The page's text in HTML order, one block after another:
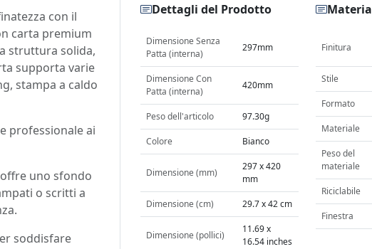
con il
carta premium
struttura solida,
supporta varie
stampa a caldo
professionale ai
uno sfondo
o scritti a
soddisfare
Dettagli del Prodotto
Dimensione Senza
Patta (interna)
297mm
Dimensione Con
Patta (interna)
420mm
Peso dell'articolo 97.30g
Colore Bianco
Dimensione (mm)
297 x 420
mm
Dimensione (cm) 29.7 x 42 cm
Dimensione (pollici)
11.69 x
16.54 inches
Finitura
Stile
Formato
Materiale
Peso del
materiale
Riciclabile
Finestra